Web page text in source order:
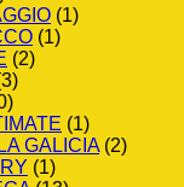
(1)
(1)
(2)
(1)
GALICIA (2)
(1)